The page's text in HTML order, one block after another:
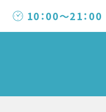
10：00～21：00